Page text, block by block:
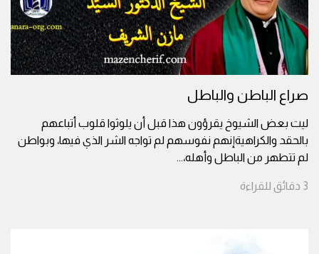
صراع الباطن والباطل
ليت بعض الشيوخ يقرؤون هذا قبل أن يلوثوا قلوب أتباعهم
بالحقد والكراهيةإنهم نفوسهم لم تواجه الشر الذي فيها، وبواطن
لم تتطهر من الباطل وأهله،...
3 دقائق للقراءة